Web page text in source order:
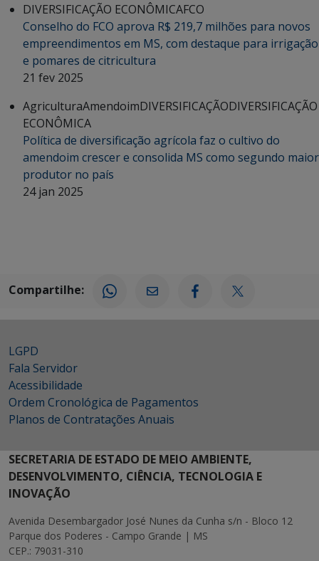
DIVERSIFICAÇÃO ECONÔMICAFCO
Conselho do FCO aprova R$ 219,7 milhões para novos
empreendimentos em MS, com destaque para irrigação
e pomares de citricultura
21 fev 2025
AgriculturaAmendoimDIVERSIFICAÇÃODIVERSIFICAÇÃO
ECONÔMICA
Política de diversificação agrícola faz o cultivo do
amendoim crescer e consolida MS como segundo maior
produtor no país
24 jan 2025
Compartilhe:
LGPD
Fala Servidor
Acessibilidade
Ordem Cronológica de Pagamentos
Planos de Contratações Anuais
SECRETARIA DE ESTADO DE MEIO AMBIENTE,
DESENVOLVIMENTO, CIÊNCIA, TECNOLOGIA E
INOVAÇÃO
Avenida Desembargador José Nunes da Cunha s/n - Bloco 12
Parque dos Poderes - Campo Grande | MS
CEP.: 79031-310